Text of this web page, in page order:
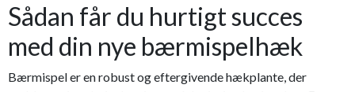
Sådan får du hurtigt succes
med din nye bærmispelhæk
Bærmispel er en robust og eftergivende hækplante, der